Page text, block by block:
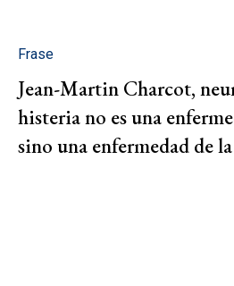
Frase
Jean-Martin Charcot,
histeria no es una
sino una enfermedad de